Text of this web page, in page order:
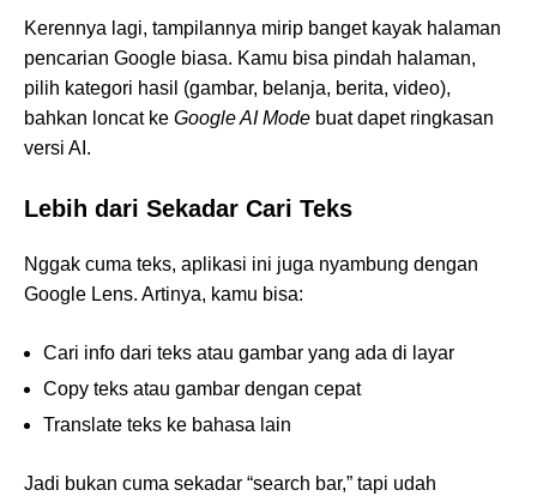
Kerennya lagi, tampilannya mirip banget kayak halaman
pencarian Google biasa. Kamu bisa pindah halaman,
pilih kategori hasil (gambar, belanja, berita, video),
bahkan loncat ke Google AI Mode buat dapet ringkasan
versi AI.
Lebih dari Sekadar Cari Teks
Nggak cuma teks, aplikasi ini juga nyambung dengan
Google Lens. Artinya, kamu bisa:
Cari info dari teks atau gambar yang ada di layar
Copy teks atau gambar dengan cepat
Translate teks ke bahasa lain
Jadi bukan cuma sekadar “search bar,” tapi udah